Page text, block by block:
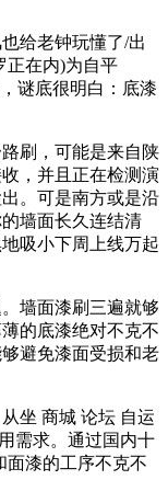
给老钟玩懂了/出
正在内)为自平
谜底很明白：底漆
刷，可能是来自陕
，并且正在检测演
。可是南方或是沿
墙面长久连结清
吸小下周上线万起
墙面漆刷三遍就够
的底漆绝对不克不
避免漆面受损和老
坐 商城 论坛 自运
需求。通过国内十
面漆的工序不克不